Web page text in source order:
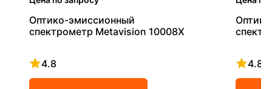
Оптико-эмиссионный
спектрометр Metavision 10008X
4.8
Рейтинг 4.8 из 5 4.8